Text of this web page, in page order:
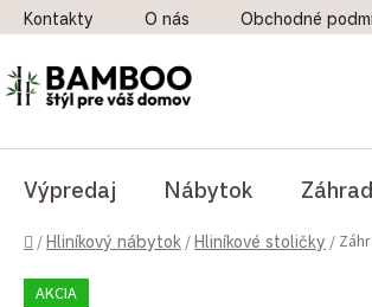
Prejsť na obsah
Kontakty O nás Obchodné
Výpredaj Nábytok
Domov
/Hliníkový nábytok /Hliníkové stoličky /
AKCIA